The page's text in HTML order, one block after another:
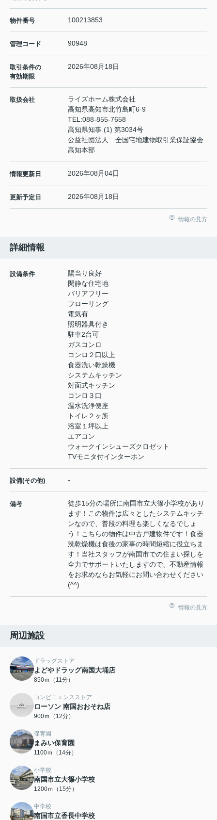
物件番号 100213853
管理コード 90948
取引条件の
有効期限
2026年08月18日
取扱会社
ライズホーム株式会社
高知県高知市北竹島町6-9
TEL:088-855-7658
高知県知事 (1) 第3034号
公益社団法人 全国宅地建物取引業保証協会
高知本部
情報更新日 2026年08月04日
更新予定日 2026年08月18日
情報の見方
詳細情報
設備条件
陽当り良好
閑静な住宅地
バリアフリー
フローリング
電気有
照明器具付き
駐車2台可
ガスコンロ
コンロ２口以上
食器洗い乾燥機
システムキッチン
対面式キッチン
コンロ３口
温水洗浄便座
トイレ２ヶ所
浴室１坪以上
エアコン
ウォークインシューズクロゼット
TVモニタ付インターホン
設備(その他) -
備考
徒歩15分の場所に南国市立大篠小学校があり
ます！この物件は広々としたシステムキッチ
ンなので、普段の料理も楽しくなるでしょ
う！こちらの物件は中古戸建物件です！食器
洗乾燥機は食後の家事の時間短縮に役立ちま
す！当社スタッフが南国市での住まい探しを
全力でサポートいたしますので、不動産情報
をお求めならお気軽にお問い合わせください
(^^)
情報の見方
周辺施設
ドラッグストア
よどやドラッグ南国大埇店
850ｍ（11分）
コンビニエンスストア
ローソン 南国おおそね店
900ｍ（12分）
保育園
まみい保育園
1100ｍ（14分）
小学校
南国市立大篠小学校
1200ｍ（15分）
中学校
南国市立香長中学校